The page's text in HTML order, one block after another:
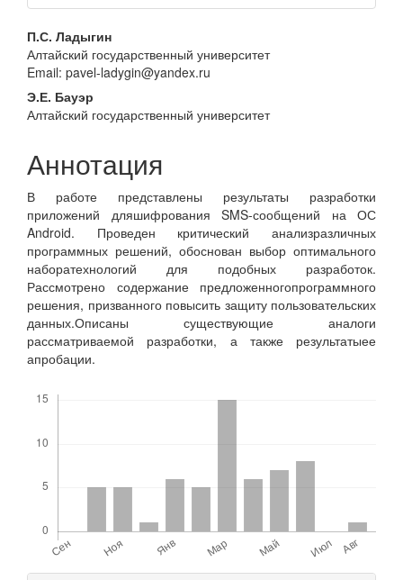
Основное
содержание
статьи
П.С. Ладыгин
Алтайский государственный университет
Email: pavel-ladygin@yandex.ru
Э.Е. Бауэр
Алтайский государственный университет
Аннотация
В работе представлены результаты разработки
приложений дляшифрования SMS-сообщений на ОС
Android. Проведен критический анализразличных
программных решений, обоснован выбор оптимального
наборатехнологий для подобных разработок.
Рассмотрено содержание предложенногопрограммного
решения, призванного повысить защиту пользовательских
данных.Описаны существующие аналоги
рассматриваемой разработки, а также результатыее
апробации.